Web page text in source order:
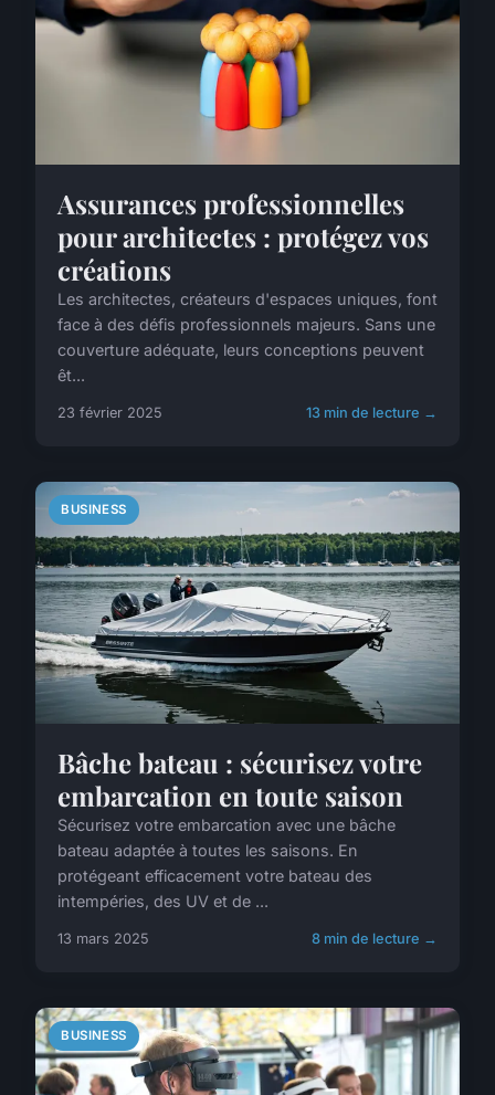
Assurances professionnelles
pour architectes : protégez vos
créations
Les architectes, créateurs d'espaces uniques, font
face à des défis professionnels majeurs. Sans une
couverture adéquate, leurs conceptions peuvent
êt...
23 février 2025 13 min de lecture →
BUSINESS
Bâche bateau : sécurisez votre
embarcation en toute saison
Sécurisez votre embarcation avec une bâche
bateau adaptée à toutes les saisons. En
protégeant efficacement votre bateau des
intempéries, des UV et de ...
13 mars 2025 8 min de lecture →
BUSINESS